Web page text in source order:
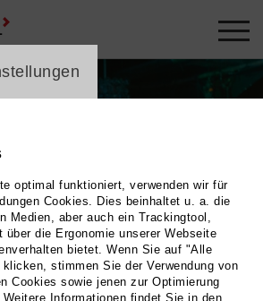
Foto 2019 MAGNETFILM GmbH
optimal funktioniert, verwenden wir für
Cookies. Dies beinhaltet u. a. die
Medien, aber auch ein Trackingtool,
über die Ergonomie unserer Webseite
bietet. Wenn Sie auf "Alle
stimmen Sie der Verwendung von
Cookies sowie jenen zur Optimierung
Informationen findet Sie in den